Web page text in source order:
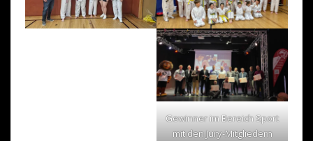
Gewinner im Bereich Sport
mit den Jury-Mitgliedern